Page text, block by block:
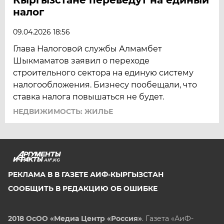
ЯМАЛ
ЯРОСЛАВЛЬ
налог
09.04.2026 18:56
Глава Налоговой службы Алмамбет
Шыкмаматов заявил о переходе
строительного сектора на единую систему
налогообложения. Бизнесу пообещали, что
ставка налога повышаться не будет.
НЕДВИЖИМОСТЬ: ЖИЛЬЕ
AIF.KG
РЕКЛАМА В В ГАЗЕТЕ АИФ-КЫРГЫЗСТАН
СООБЩИТЬ В РЕДАКЦИЮ ОБ ОШИБКЕ
2018 ОсОО «Медиа Центр «Россия». Газета «АиФ-